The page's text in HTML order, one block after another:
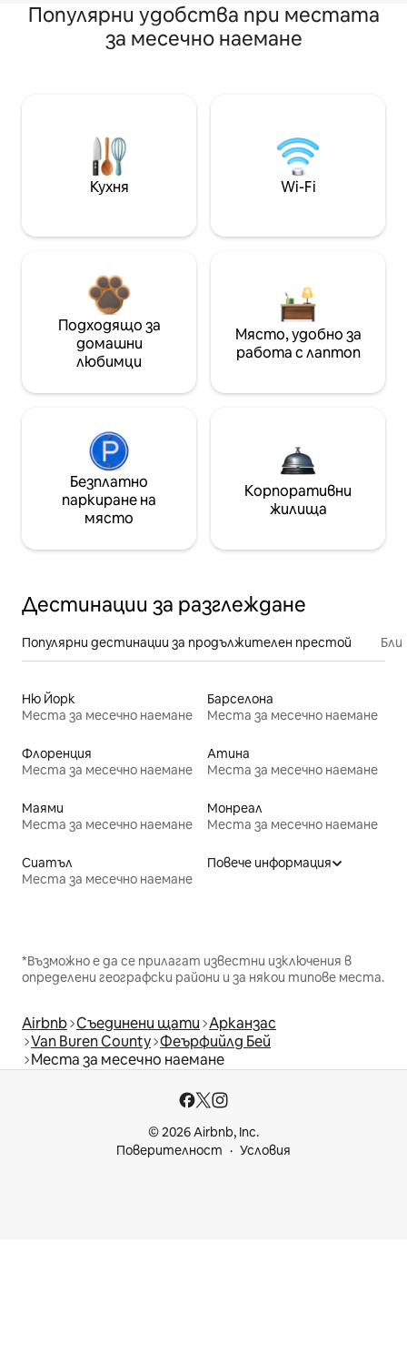
Популярни удобства при местата
за месечно наемане
Кухня Wi-Fi
Подходящо за
домашни
любимци
Място, удобно за
работа с лаптоп
Безплатно
паркиране на
място
Корпоративни
жилища
Дестинации за разглеждане
Популярни дестинации за продължителен престой
Ню Йорк
Места за месечно наемане
Барселона
Места за месечно наемане
Флоренция
Места за месечно наемане
Атина
Места за месечно наемане
Маями
Места за месечно наемане
Монреал
Места за месечно наемане
Сиатъл
Места за месечно наемане
Повече информация
*Възможно е да се прилагат известни изключения в
определени географски райони и за някои типове места.
Airbnb Съединени щати Арканзас
Van Buren County Феърфийлд Бей
Места за месечно наемане
© 2026 Airbnb, Inc.
Поверителност
Условия